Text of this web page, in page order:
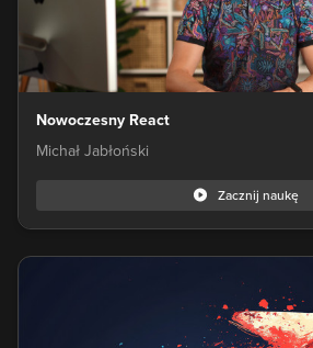
Nowoczesny React
Michał Jabłoński
Zacznij naukę